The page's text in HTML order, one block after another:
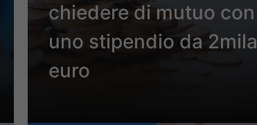
chiedere di mutuo con
uno stipendio da 2mila
euro